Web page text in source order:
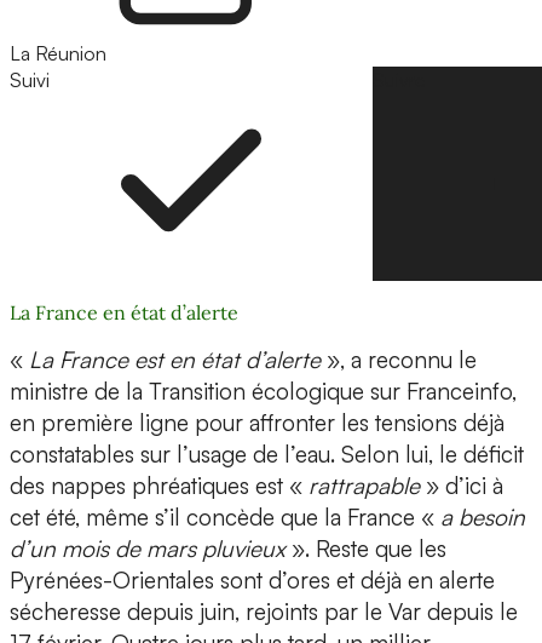
La Réunion
Suivi
La France en état d’alerte
« La France est en état d’alerte», a reconnu le
ministre de la Transition écologique sur Franceinfo,
en première ligne pour affronter les tensions déjà
constatables sur l’usage de l’eau. Selon lui, le déficit
des nappes phréatiques est « rattrapable» d’ici à
cet été, même s’il concède que la France « a besoin
d’un mois de mars pluvieux». Reste que les
Pyrénées-Orientales sont d’ores et déjà en alerte
sécheresse depuis juin, rejoints par le Var depuis le